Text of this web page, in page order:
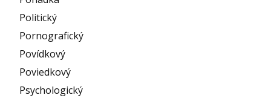
Politický
Pornografický
Povídkový
Poviedkový
Psychologický